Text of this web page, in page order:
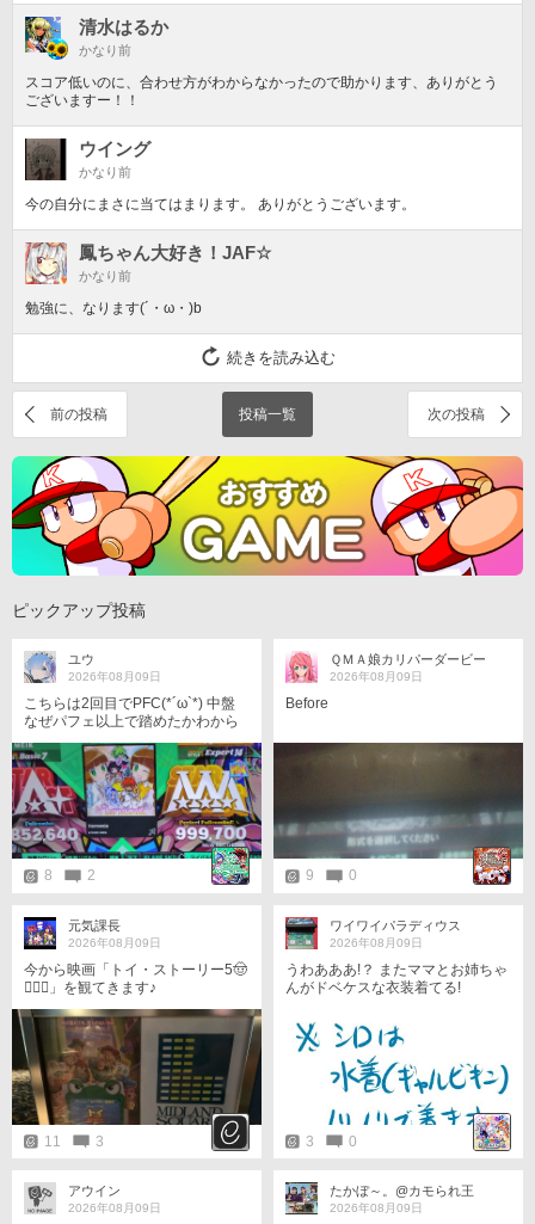
清水はるか
かなり前
スコア低いのに、合わせ方がわからなかったので助かります、ありがとう
ございますー！！
ウイング
かなり前
今の自分にまさに当てはまります。 ありがとうございます。
鳳ちゃん大好き！JAF☆
かなり前
勉強に、なります(´・ω・)b
続きを読み込む
前の投稿 投稿一覧 次の投稿
ピックアップ投稿
ユウ
2026年08月09日
こちらは2回目でPFC(*´ω`*) 中盤
なぜパフェ以上で踏めたかわから
なかったです(；・∀・)
8 2
ＱＭＡ娘カリパーダービー
2026年08月09日
Before
9 0
元気課長
2026年08月09日
今から映画「トイ・ストーリー5🤠
󾆝‍󾟭󾔥」を観てきます♪
11 3
ワイワイパラディウス
2026年08月09日
うわあああ!？ またママとお姉ちゃ
んがドベケスな衣装着てる!
3 0
アウイン
2026年08月09日
たかぼ～。@カモられ王
2026年08月09日